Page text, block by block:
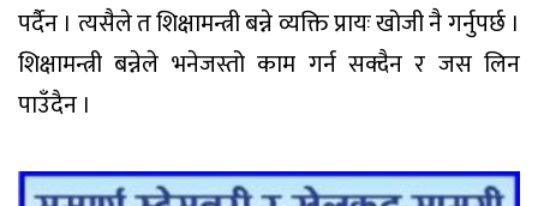
पर्दैन । त्यसैले त शिक्षामन्त्री बन्ने व्यक्ति प्रायः खोजी नै गर्नुपर्छ ।
शिक्षामन्त्री बन्नेले भनेजस्तो काम गर्न सक्दैन र जस लिन
पाउँदैन ।